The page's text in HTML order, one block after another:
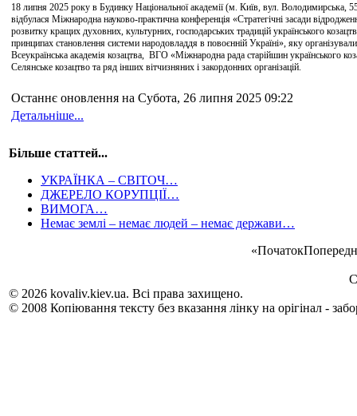
18 липня 2025 року в Будинку Національної академії (м. Київ, вул. Володимирська,
відбулася Міжнародна науково-практична конференція «Стратегічні засади
розвитку кращих духовних, культурних, господарських традицій українського
принципах становлення системи народовладдя в повоєнній Україні», яку організували
Всеукраїнська академія козацтва, ВГО «Міжнародна рада старійшин українського
Селянське козацтво та ряд інших вітчизняних і закордонних організацій.
Останнє оновлення на Субота, 26 липня 2025 09:22
Детальніше...
Більше статтей...
УКРАЇНКА – СВІТОЧ…
ДЖЕРЕЛО КОРУПЦІЇ…
ВИМОГА…
Немає землі – немає людей – немає держави…
«Початок
© 2026 kovaliv.kiev.ua. Всі права захищено.
© 2008 Копіювання тексту без вказання лінку на орігінал -